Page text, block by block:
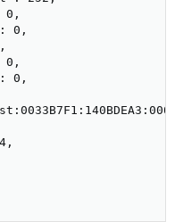
0,
0,
0,
0,